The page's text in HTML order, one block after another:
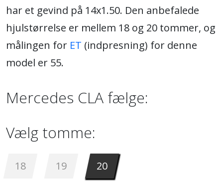
har et gevind på 14x1.50. Den anbefalede
hjulstørrelse er mellem 18 og 20 tommer, og
målingen for ET (indpresning) for denne
model er 55.
Mercedes CLA fælge:
Vælg tomme:
18 19 20